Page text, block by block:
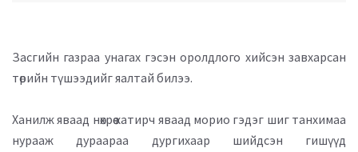
Засгийн газраа унагах гэсэн оролдлого хийсэн завхарсан
төрийн түшээдийг яалтай билээ.
Ханилж яваад нөхрөө хатирч яваад морио гэдэг шиг танхимаа
нурааж дураараа дургихаар шийдсэн гишүүд